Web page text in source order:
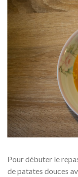
Pour débuter le
de patates douces